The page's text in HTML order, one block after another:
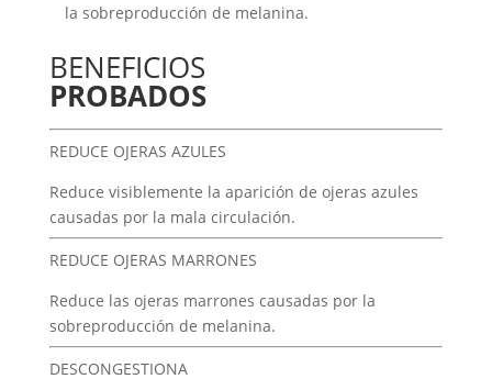
la sobreproducción de melanina.
BENEFICIOS
PROBADOS
REDUCE OJERAS AZULES
Reduce visiblemente la aparición de ojeras azules
causadas por la mala circulación.
REDUCE OJERAS MARRONES
Reduce las ojeras marrones causadas por la
sobreproducción de melanina.
DESCONGESTIONA